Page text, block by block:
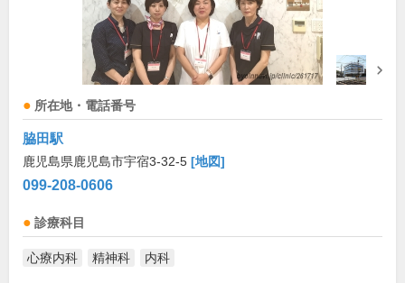
所在地・電話番号
脇田駅
鹿児島県鹿児島市宇宿3-32-5 [地図]
099-208-0606
診療科目
心療内科 精神科 内科